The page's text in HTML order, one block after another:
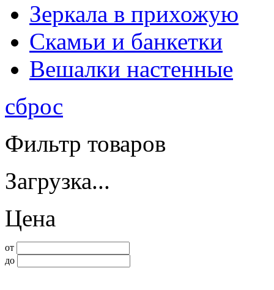
Зеркала в прихожую
Скамьи и банкетки
Вешалки настенные
сброс
Фильтр товаров
Загрузка...
Цена
от
до